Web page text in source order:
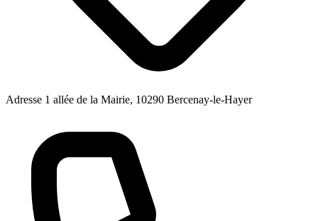
Adresse 1 allée de la Mairie, 10290 Bercenay-le-Hayer